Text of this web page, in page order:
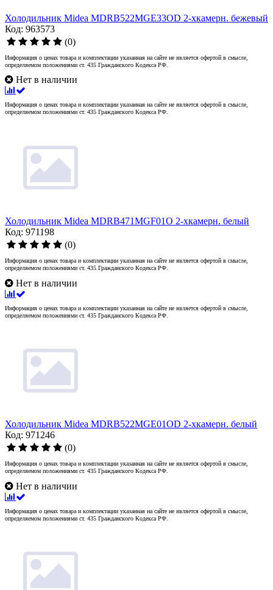
Холодильник Midea MDRB522MGE33OD 2-хкамерн. бежевый
Код: 963573
(0)
Информация о ценах товара и комплектации указанная на сайте не является офертой в смысле,
определяемом положениями ст. 435 Гражданского Кодекса РФ.
Нет в наличии
Информация о ценах товара и комплектации указанная на сайте не является офертой в смысле,
определяемом положениями ст. 435 Гражданского Кодекса РФ.
Холодильник Midea MDRB471MGF01O 2-хкамерн. белый
Код: 971198
(0)
Информация о ценах товара и комплектации указанная на сайте не является офертой в смысле,
определяемом положениями ст. 435 Гражданского Кодекса РФ.
Нет в наличии
Информация о ценах товара и комплектации указанная на сайте не является офертой в смысле,
определяемом положениями ст. 435 Гражданского Кодекса РФ.
Холодильник Midea MDRB522MGE01OD 2-хкамерн. белый
Код: 971246
(0)
Информация о ценах товара и комплектации указанная на сайте не является офертой в смысле,
определяемом положениями ст. 435 Гражданского Кодекса РФ.
Нет в наличии
Информация о ценах товара и комплектации указанная на сайте не является офертой в смысле,
определяемом положениями ст. 435 Гражданского Кодекса РФ.